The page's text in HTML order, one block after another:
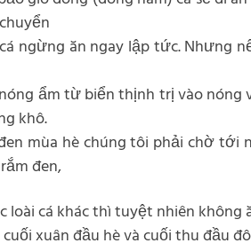
ngừng ăn ngay lập tức. Nhưng
ẩm từ biển thịnh trị vào nóng
khô.
mùa hè chúng tôi phải chờ tới
đen,
loài cá khác thì tuyệt nhiên không
xuân đầu hè và cuối thu đầu